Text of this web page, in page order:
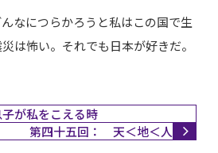
なにつらかろうと私はこの国で生
は怖い。それでも日本が好きだ。
が私をこえる時
第四十五回： 天＜地＜人